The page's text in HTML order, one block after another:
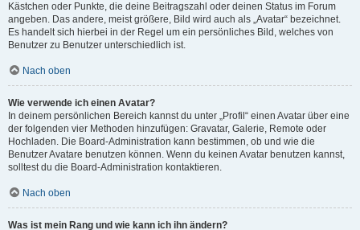
Kästchen oder Punkte, die deine Beitragszahl oder deinen Status im Forum
angeben. Das andere, meist größere, Bild wird auch als „Avatar“ bezeichnet.
Es handelt sich hierbei in der Regel um ein persönliches Bild, welches von
Benutzer zu Benutzer unterschiedlich ist.
Nach oben
Wie verwende ich einen Avatar?
In deinem persönlichen Bereich kannst du unter „Profil“ einen Avatar über eine
der folgenden vier Methoden hinzufügen: Gravatar, Galerie, Remote oder
Hochladen. Die Board-Administration kann bestimmen, ob und wie die
Benutzer Avatare benutzen können. Wenn du keinen Avatar benutzen kannst,
solltest du die Board-Administration kontaktieren.
Nach oben
Was ist mein Rang und wie kann ich ihn ändern?